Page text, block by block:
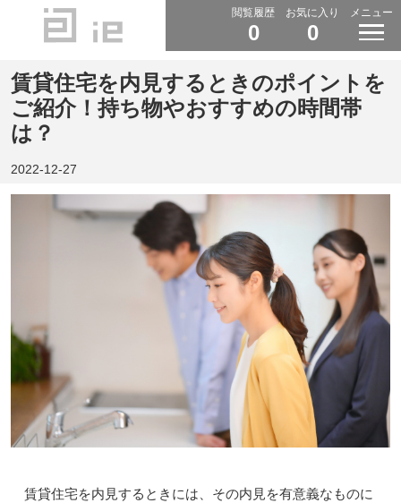
閲覧履歴
0
お気に入り
0
メニュー
賃貸住宅を内見するときのポイントを
ご紹介！持ち物やおすすめの時間帯
は？
2022-12-27
賃貸住宅を内見するときには、その内見を有意義なものに